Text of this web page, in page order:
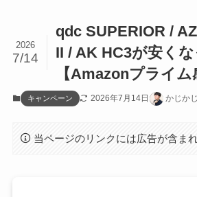
qdc SUPERIOR /
II / AK HC3が安くな
【Amazonプライム
2026
7/14
キャンペーン 2026年7月14日 かじかじ
当ページのリンクには広告が含ま